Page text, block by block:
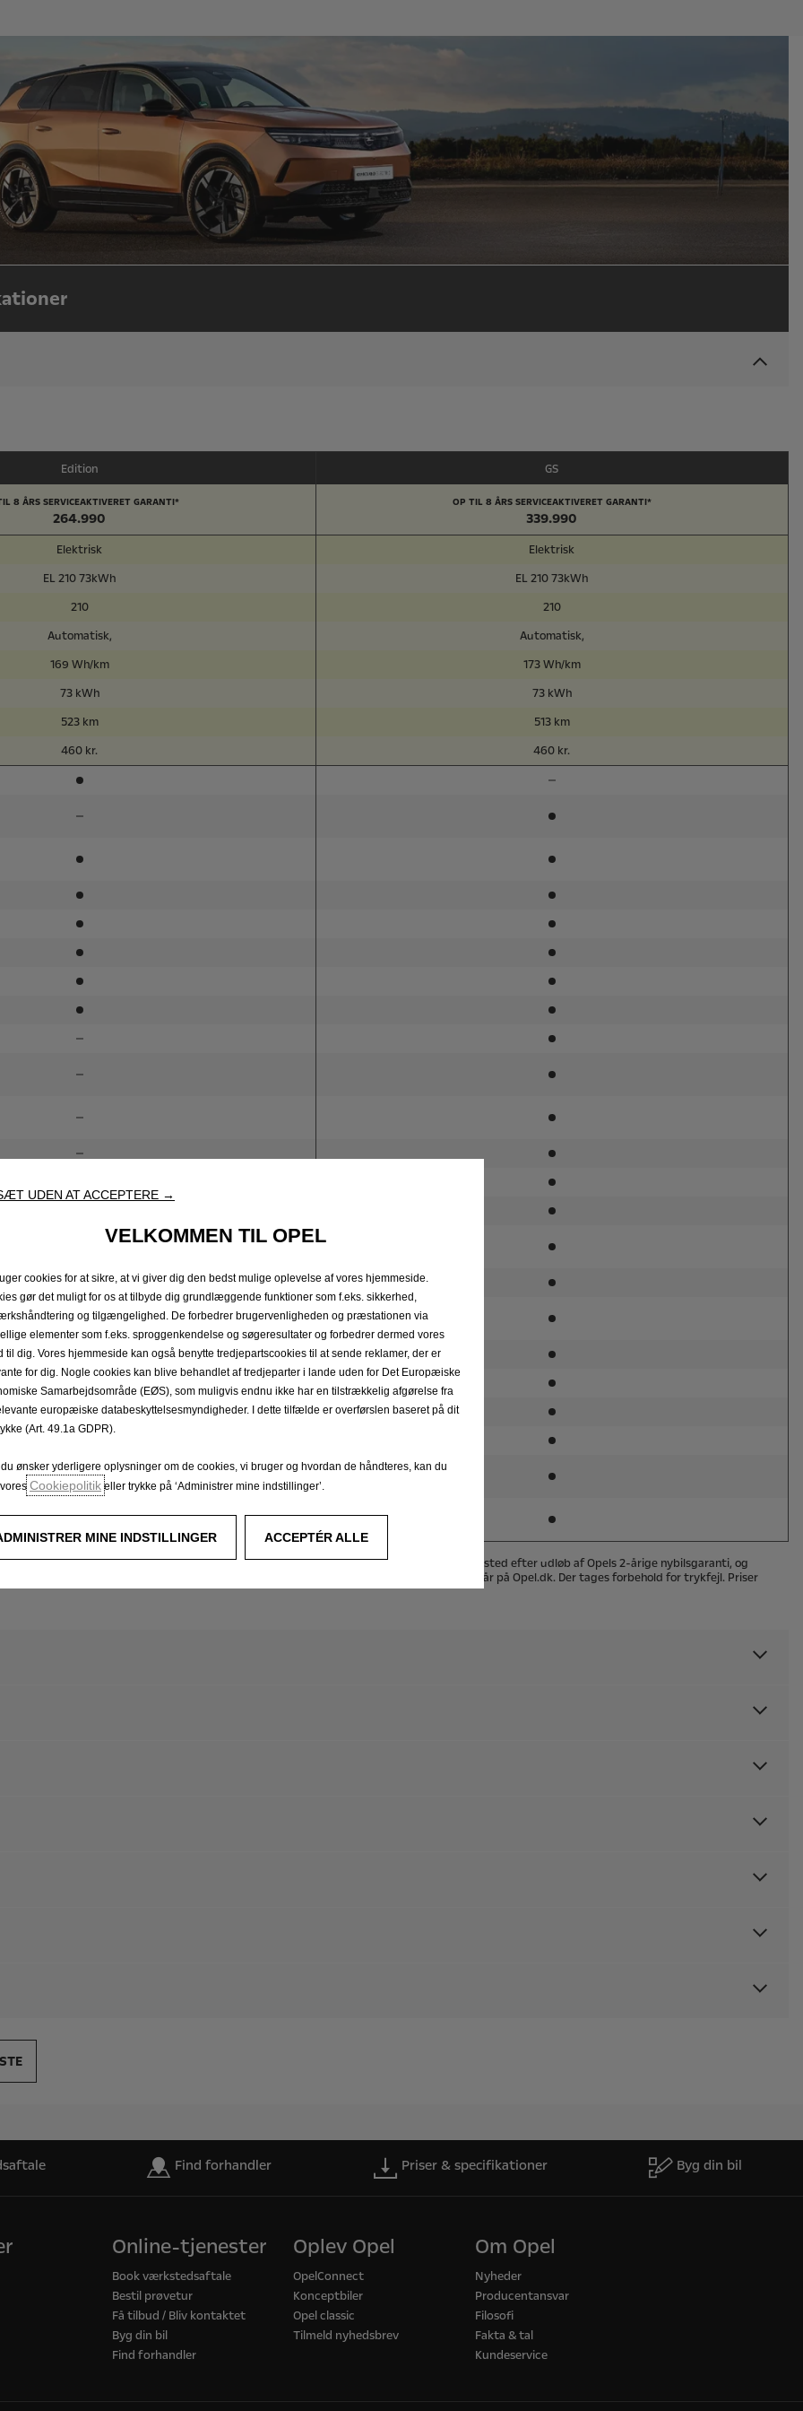
Find forhandler Priser & specifikationer Byg din bil
Online-tjenester
Book værkstedsaftale
Bestil prøvetur
Få tilbud / Bliv kontaktet
Byg din bil
Find forhandler
Oplev Opel
OpelConnect
Konceptbiler
Opel classic
Tilmeld nyhedsbrev
Om Opel
Nyheder
Producentansvar
Filosofi
Fakta & tal
Kundeservice
UDEN AT ACCEPTERE →
VELKOMMEN TIL OPEL
cookies for at sikre, at vi giver dig den bedst mulige oplevelse af vores hjemmeside.
gør det muligt for os at tilbyde dig grundlæggende funktioner som f.eks. sikkerhed,
og tilgængelighed. De forbedrer brugervenligheden og præstationen via
elementer som f.eks. sproggenkendelse og søgeresultater og forbedrer dermed vores
til dig. Vores hjemmeside kan også benytte tredjepartscookies til at sende reklamer, der er
for dig. Nogle cookies kan blive behandlet af tredjeparter i lande uden for Det Europæiske
Samarbejdsområde (EØS), som muligvis endnu ikke har en tilstrækkelig afgørelse fra
europæiske databeskyttelsesmyndigheder. I dette tilfælde er overførslen baseret på dit
(Art. 49.1a GDPR).
ønsker yderligere oplysninger om de cookies, vi bruger og hvordan de håndteres, kan du
Cookiepolitik eller trykke på ‘Administrer mine indstillinger’.
ADMINISTRER MINE INDSTILLINGER ACCEPTÉR ALLE